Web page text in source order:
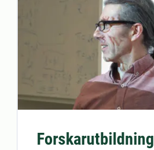
Forskarutbildning